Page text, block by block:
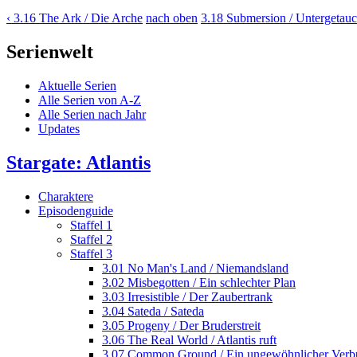
‹ 3.16 The Ark / Die Arche nach oben 3.18 Submersion /
Serienwelt
Aktuelle Serien
Alle Serien von A-Z
Alle Serien nach Jahr
Updates
Stargate: Atlantis
Charaktere
Episodenguide
Staffel 1
Staffel 2
Staffel 3
3.01 No Man's Land / Niemandsland
3.02 Misbegotten / Ein schlechter Plan
3.03 Irresistible / Der Zaubertrank
3.04 Sateda / Sateda
3.05 Progeny / Der Bruderstreit
3.06 The Real World / Atlantis ruft
3.07 Common Ground / Ein ungewöhnlicher